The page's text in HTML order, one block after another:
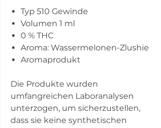
Typ 510 Gewinde
Volumen 1 ml
0 % THC
Aroma: Wassermelonen-Zlushie
Aromaprodukt
Die Produkte wurden
umfangreichen Laboranalysen
unterzogen, um sicherzustellen,
dass sie keine synthetischen